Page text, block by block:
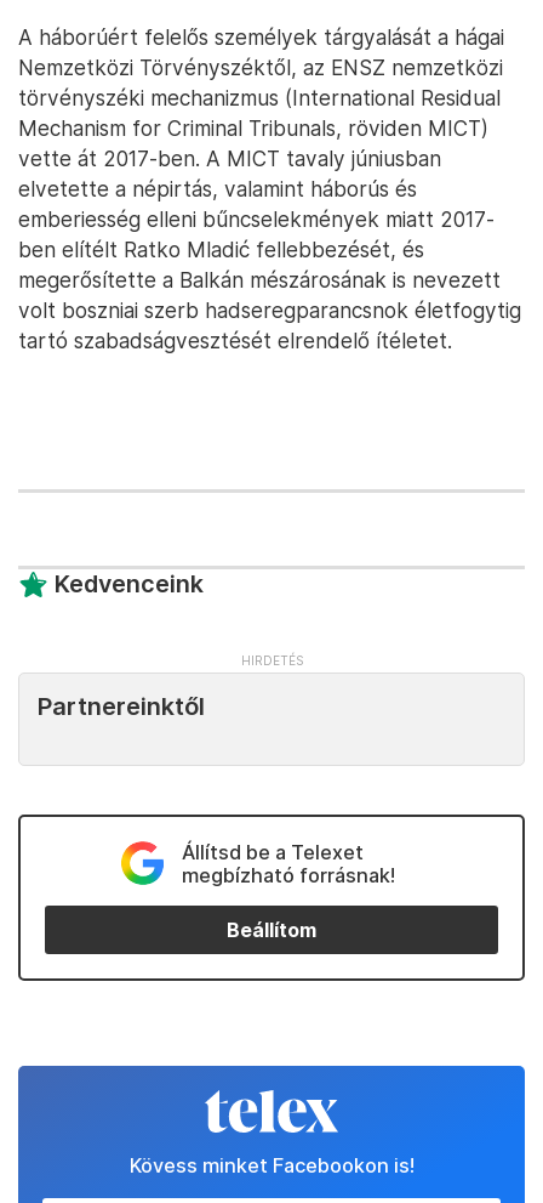
A háborúért felelős személyek tárgyalását a hágai
Nemzetközi Törvényszéktől, az ENSZ nemzetközi
törvényszéki mechanizmus (​​International Residual
Mechanism for Criminal Tribunals, röviden MICT)
vette át 2017-ben. A MICT tavaly júniusban
elvetette a népirtás, valamint háborús és
emberiesség elleni bűncselekmények miatt 2017-
ben elítélt Ratko Mladić fellebbezését, és
megerősítette a Balkán mészárosának is nevezett
volt boszniai szerb hadseregparancsnok életfogytig
tartó szabadságvesztését elrendelő ítéletet.
Kedvenceink
Partnereinktől
Állítsd be a Telexet
megbízható forrásnak!
Beállítom
Kövess minket Facebookon is!